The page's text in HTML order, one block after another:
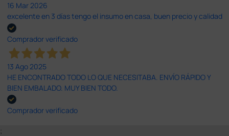
16 Mar 2026
excelente en 3 días tengo el insumo en casa, buen precio y calidad
Comprador verificado
13 Ago 2025
HE ENCONTRADO TODO LO QUE NECESITABA. ENVÍO RÁPIDO Y
BIEN EMBALADO. MUY BIEN TODO.
Comprador verificado
;